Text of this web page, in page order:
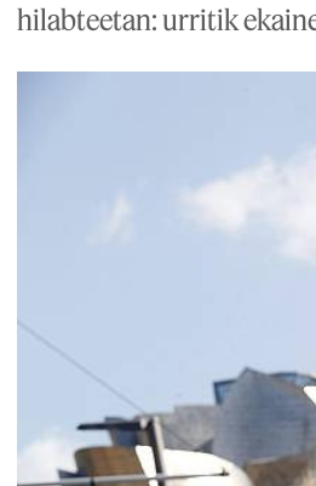
hilabteetan: urritik